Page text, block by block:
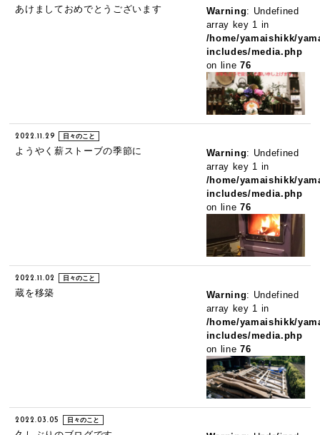
Warning: Undefined
array key 1 in
/home/yamaishikk/
includes/media.php
on line76
あけましておめでとうございます
Warning: Undefined
array key 1 in
/home/yamaishikk/
includes/media.php
on line76
2022.11.29 日々のこと
ようやく薪ストーブの季節に
Warning: Undefined
array key 1 in
/home/yamaishikk/
includes/media.php
on line76
2022.11.02 日々のこと
蔵を移築
2022.03.05 日々のこと